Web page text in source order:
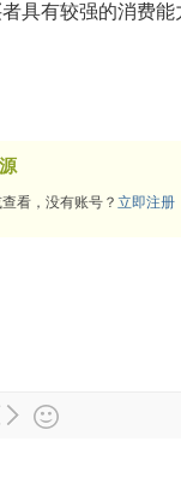
具有较强的消费能
看，没有账号？ 立即注册